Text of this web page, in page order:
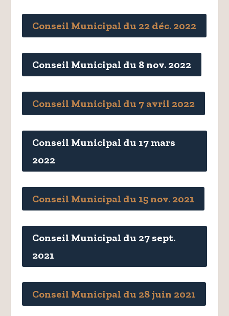
Conseil Municipal du 22 déc. 2022
Conseil Municipal du 8 nov. 2022
Conseil Municipal du 7 avril 2022
Conseil Municipal du 17 mars
2022
Conseil Municipal du 15 nov. 2021
Conseil Municipal du 27 sept.
2021
Conseil Municipal du 28 juin 2021